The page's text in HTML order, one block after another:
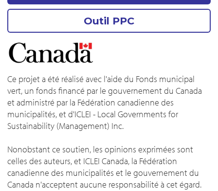
Outil PPC
Ce projet a été réalisé avec l'aide du Fonds municipal
vert, un fonds financé par le gouvernement du Canada
et administré par la Fédération canadienne des
municipalités, et d'ICLEI - Local Governments for
Sustainability (Management) Inc.
Nonobstant ce soutien, les opinions exprimées sont
celles des auteurs, et ICLEI Canada, la Fédération
canadienne des municipalités et le gouvernement du
Canada n'acceptent aucune responsabilité à cet égard.